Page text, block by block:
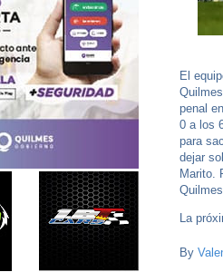
El
penal
0 a los
para
dejar
Marito.
La
By